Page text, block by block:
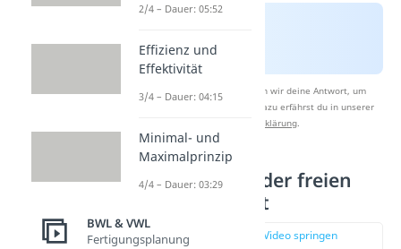
Nach Beantwortung speichern wir deine Antwort, um
Studyflix zu verbessern. Mehr dazu erfährst du in unserer
Datenschutzerklärung
Wettbewerb in der freien
Marktwirtschaft
zur Stelle im Video springen
2/4 – Dauer: 05:52
Effizienz und
Effektivität
3/4 – Dauer: 04:15
Minimal- und
Maximalprinzip
4/4 – Dauer: 03:29
BWL & VWL
Fertigungsplanung